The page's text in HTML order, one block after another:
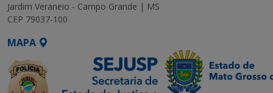
Jardim Veraneio - Campo Grande | MS
CEP 79037-100
MAPA